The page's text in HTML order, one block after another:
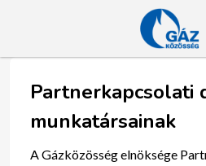
Partnerkapcsolati
munkatársainak
A Gázközösség elnöksége